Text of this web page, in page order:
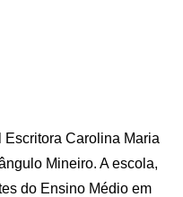
Carolina Maria
Mineiro. A escola,
do Ensino Médio em